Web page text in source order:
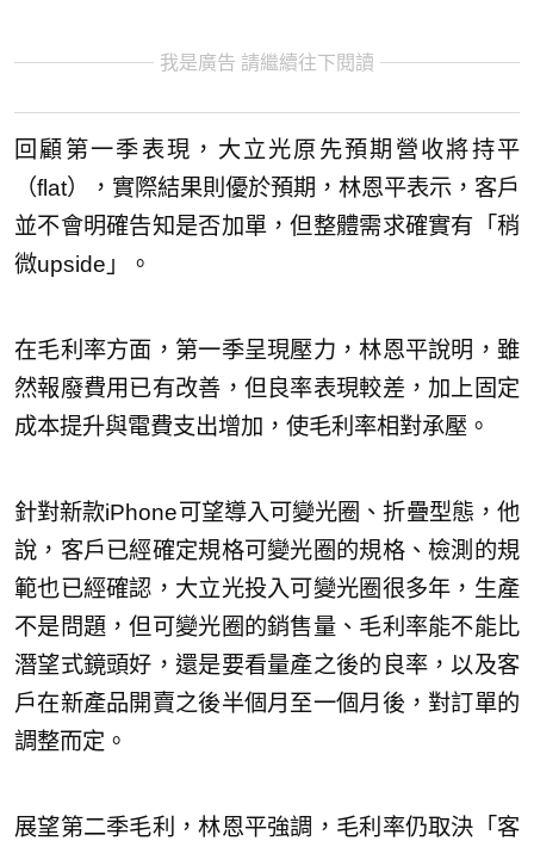
我是廣告 請繼續往下閱讀
回顧第一季表現，大立光原先預期營收將持平
（flat），實際結果則優於預期，林恩平表示，客戶
並不會明確告知是否加單，但整體需求確實有「稍
微upside」。
在毛利率方面，第一季呈現壓力，林恩平說明，雖
然報廢費用已有改善，但良率表現較差，加上固定
成本提升與電費支出增加，使毛利率相對承壓。
針對新款iPhone可望導入可變光圈、折疊型態，他
說，客戶已經確定規格可變光圈的規格、檢測的規
範也已經確認，大立光投入可變光圈很多年，生產
不是問題，但可變光圈的銷售量、毛利率能不能比
潛望式鏡頭好，還是要看量產之後的良率，以及客
戶在新產品開賣之後半個月至一個月後，對訂單的
調整而定。
展望第二季毛利，林恩平強調，毛利率仍取決「客